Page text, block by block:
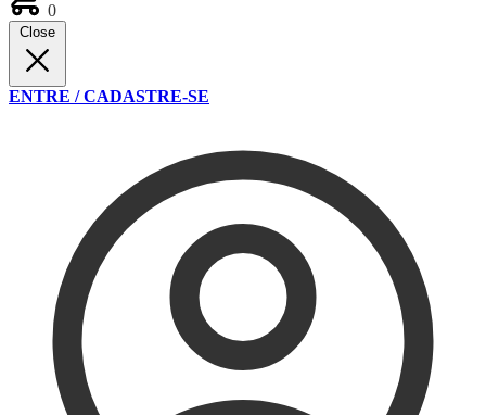
0
Close
ENTRE / CADASTRE-SE